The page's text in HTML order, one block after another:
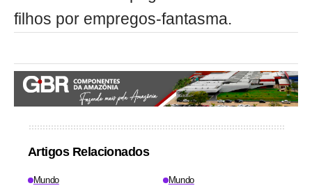
filhos por empregos-fantasma.
Artigos Relacionados
Mundo Mundo